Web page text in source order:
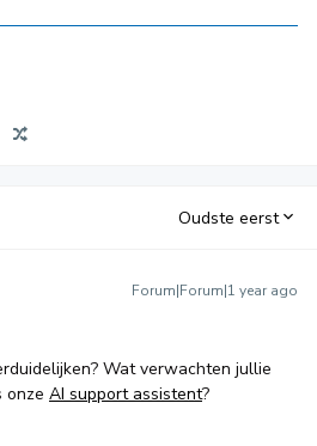
Oudste eerst
Forum|Forum|1 year ago
Wat verwachten jullie
onze AI support assistent?